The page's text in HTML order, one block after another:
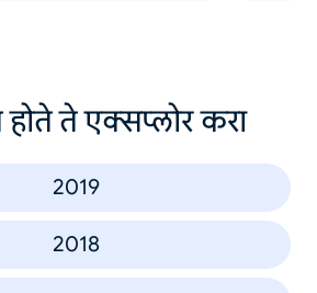
होते ते एक्सप्लोर करा
2019
2018